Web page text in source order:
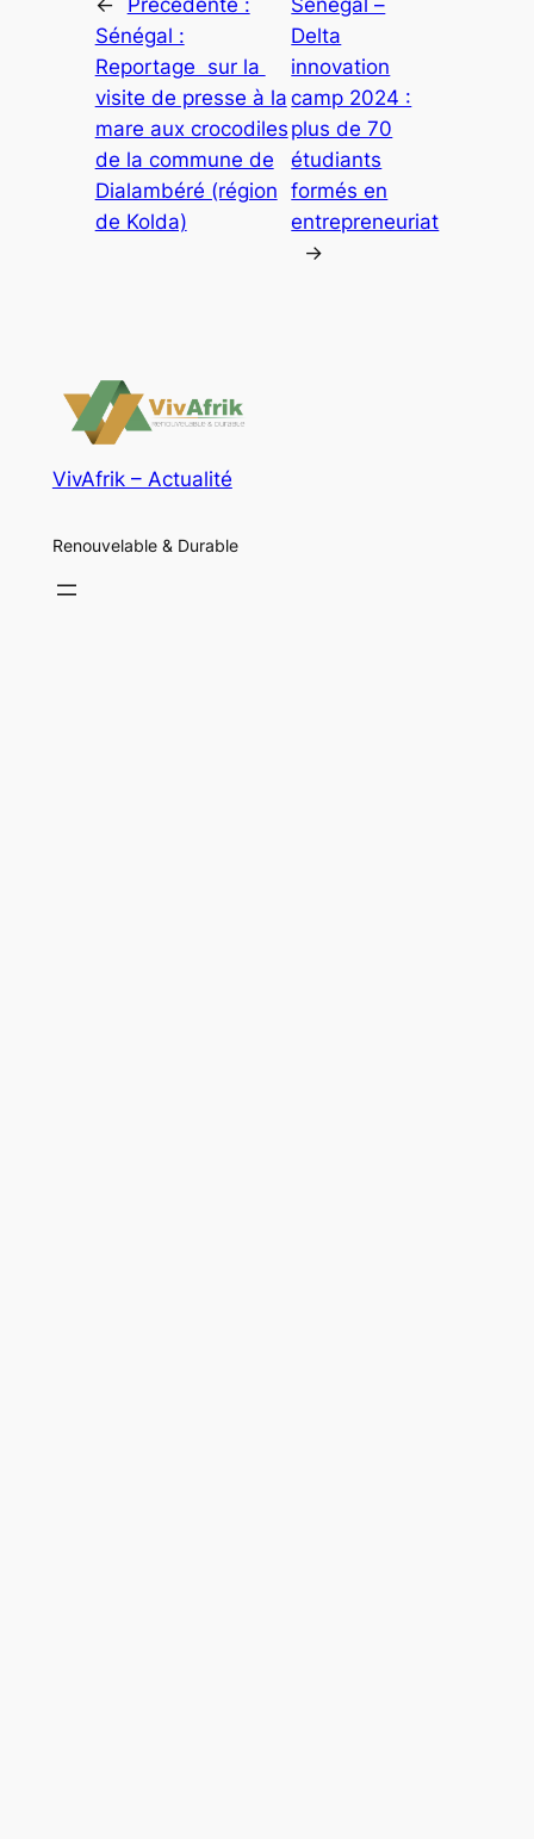
←
Précédente :
Sénégal :
Reportage sur la
visite de presse à la
mare aux crocodiles
de la commune de
Dialambéré (région
de Kolda)
Sénégal –
Delta
innovation
camp 2024 :
plus de 70
étudiants
formés en
entrepreneuriat
→
VivAfrik – Actualité
Renouvelable & Durable